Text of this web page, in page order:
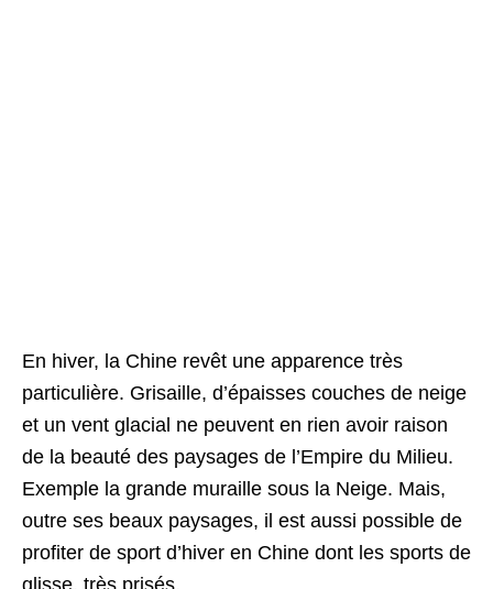
En hiver, la Chine revêt une apparence très
particulière. Grisaille, d’épaisses couches de neige
et un vent glacial ne peuvent en rien avoir raison
de la beauté des paysages de l’Empire du Milieu.
Exemple la grande muraille sous la Neige. Mais,
outre ses beaux paysages, il est aussi possible de
profiter de sport d’hiver en Chine dont les sports de